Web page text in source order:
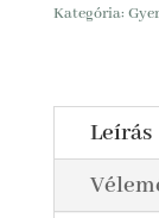
Kategória:
Leírás